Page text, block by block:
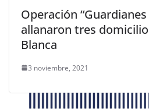
Operación “Guardianes
allanaron tres
Blanca
3 noviembre, 2021